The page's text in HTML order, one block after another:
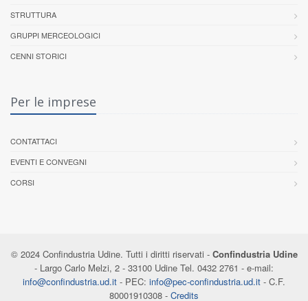
STRUTTURA
GRUPPI MERCEOLOGICI
CENNI STORICI
Per le imprese
CONTATTACI
EVENTI E CONVEGNI
CORSI
© 2024 Confindustria Udine. Tutti i diritti riservati - Confindustria Udine
- Largo Carlo Melzi, 2 - 33100 Udine Tel. 0432 2761 - e-mail:
info@confindustria.ud.it - PEC: info@pec-confindustria.ud.it - C.F.
80001910308 - Credits